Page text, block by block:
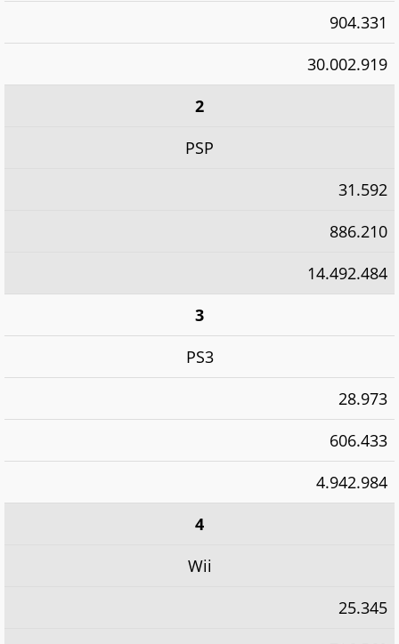
904.331
30.002.919
2
PSP
31.592
886.210
14.492.484
3
PS3
28.973
606.433
4.942.984
4
Wii
25.345